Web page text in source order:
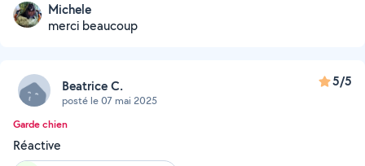
Michele
merci beaucoup
Beatrice C.
posté le 07 mai 2025
5/5
Garde chien
Réactive